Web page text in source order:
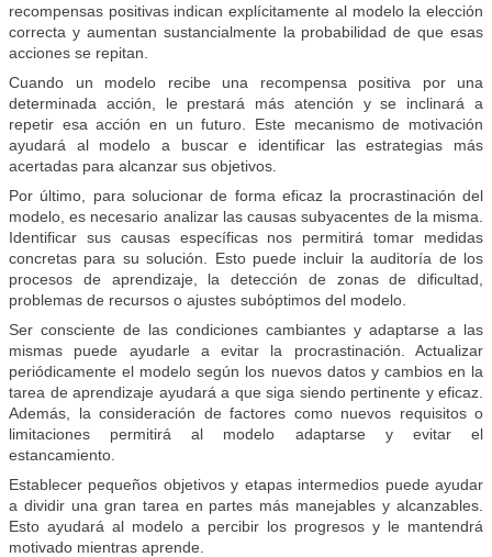
recompensas positivas indican explícitamente al modelo la elección
correcta y aumentan sustancialmente la probabilidad de que esas
acciones se repitan.
Cuando un modelo recibe una recompensa positiva por una
determinada acción, le prestará más atención y se inclinará a
repetir esa acción en un futuro. Este mecanismo de motivación
ayudará al modelo a buscar e identificar las estrategias más
acertadas para alcanzar sus objetivos.
Por último, para solucionar de forma eficaz la procrastinación del
modelo, es necesario analizar las causas subyacentes de la misma.
Identificar sus causas específicas nos permitirá tomar medidas
concretas para su solución. Esto puede incluir la auditoría de los
procesos de aprendizaje, la detección de zonas de dificultad,
problemas de recursos o ajustes subóptimos del modelo.
Ser consciente de las condiciones cambiantes y adaptarse a las
mismas puede ayudarle a evitar la procrastinación. Actualizar
periódicamente el modelo según los nuevos datos y cambios en la
tarea de aprendizaje ayudará a que siga siendo pertinente y eficaz.
Además, la consideración de factores como nuevos requisitos o
limitaciones permitirá al modelo adaptarse y evitar el
estancamiento.
Establecer pequeños objetivos y etapas intermedios puede ayudar
a dividir una gran tarea en partes más manejables y alcanzables.
Esto ayudará al modelo a percibir los progresos y le mantendrá
motivado mientras aprende.